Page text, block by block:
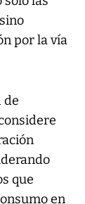
por la vía
de
que
en